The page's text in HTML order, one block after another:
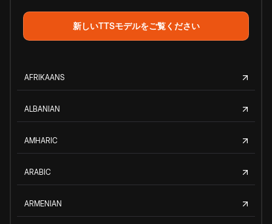
新しいTTSモデルをご覧ください
AFRIKAANS
ALBANIAN
AMHARIC
ARABIC
ARMENIAN